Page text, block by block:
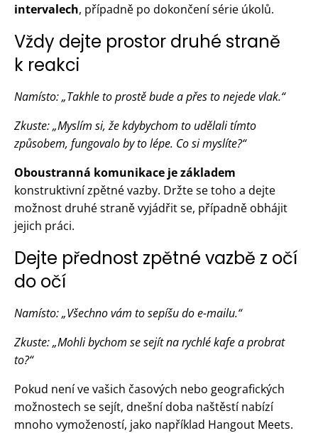
intervalech, případně po dokončení série úkolů.
Vždy dejte prostor druhé straně
k reakci
Namísto: „Takhle to prostě bude a přes to nejede vlak.“
Zkuste: „Myslím si, že kdybychom to udělali tímto
způsobem, fungovalo by to lépe. Co si myslíte?“
Oboustranná komunikace je základem
konstruktivní zpětné vazby. Držte se toho a dejte
možnost druhé straně vyjádřit se, případně obhájit
jejich práci.
Dejte přednost zpětné vazbě z očí
do očí
Namísto: „Všechno vám to sepíšu do e-mailu.“
Zkuste: „Mohli bychom se sejít na rychlé kafe a probrat
to?“
Pokud není ve vašich časových nebo geografických
možnostech se sejít, dnešní doba naštěstí nabízí
mnoho vymožeností, jako například Hangout Meets.